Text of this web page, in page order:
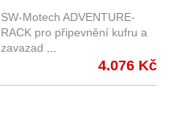
(17-) - horní nosič
ADVENTURE-RACK, SW-
Motech připevnění na OEM
SW-Motech ADVENTURE-
RACK pro připevnění kufru a
zavazad
4.076 Kč